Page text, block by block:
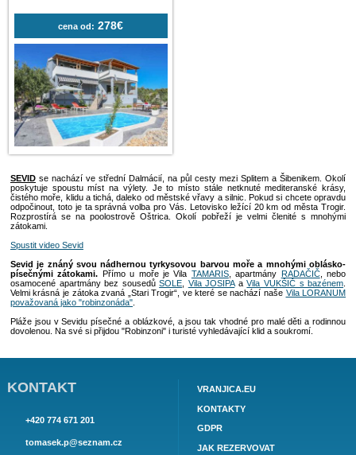
Vila s bazénem pro 10 osob, 500 m od
moře, úžasný klid a pohodlí, relax, 2
apartmány 4+1 osob, klima, bazén,...
cena od:278€
SEVIDse nachází ve střední Dalmácií, na půl cesty mezi Splitem a